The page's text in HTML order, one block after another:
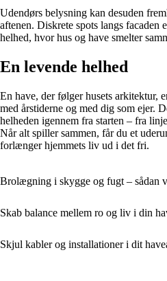
Udendørs belysning kan desuden
aftenen. Diskrete spots langs facaden
helhed, hvor hus og have smelter
En levende helhed
En have, der følger husets arkitektur,
med årstiderne og med dig som ejer.
helheden igennem fra starten – fra
Når alt spiller sammen, får du et
forlænger hjemmets liv ud i det fri.
Brolægning i skygge og fugt – sådan
Skab balance mellem ro og liv i din
Skjul kabler og installationer i dit